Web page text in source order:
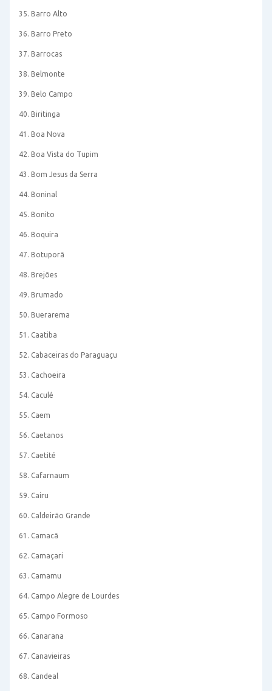
35. Barro Alto
36. Barro Preto
37. Barrocas
38. Belmonte
39. Belo Campo
40. Biritinga
41. Boa Nova
42. Boa Vista do Tupim
43. Bom Jesus da Serra
44. Boninal
45. Bonito
46. Boquira
47. Botuporã
48. Brejões
49. Brumado
50. Buerarema
51. Caatiba
52. Cabaceiras do Paraguaçu
53. Cachoeira
54. Caculé
55. Caem
56. Caetanos
57. Caetité
58. Cafarnaum
59. Cairu
60. Caldeirão Grande
61. Camacã
62. Camaçari
63. Camamu
64. Campo Alegre de Lourdes
65. Campo Formoso
66. Canarana
67. Canavieiras
68. Candeal